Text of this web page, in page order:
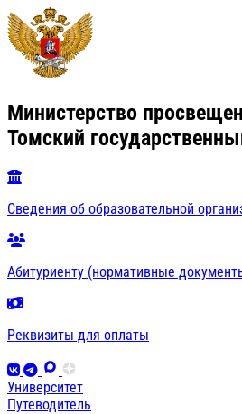
Министерство
Томский
Сведения об образовательной
Абитуриенту (нормативные
Реквизиты для оплаты
Университет
Путеводитель